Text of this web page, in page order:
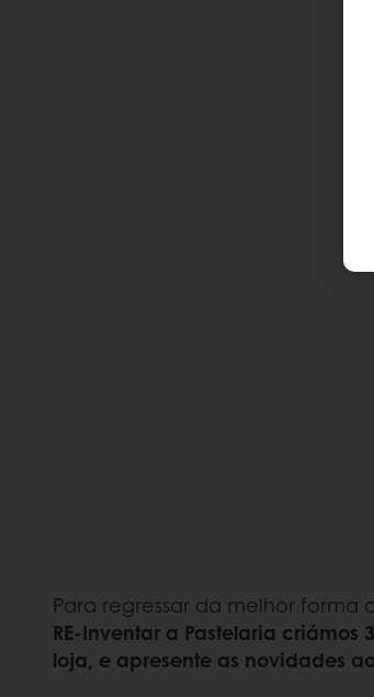
Para regressar da melhor forma
RE-Inventar a Pastelaria criámos
loja, e apresente as novidades